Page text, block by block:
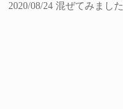
2020/08/24 混ぜてみました